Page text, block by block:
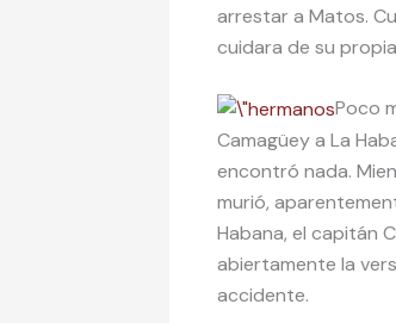
arrestar a Matos.
cuidara de su
Poco
Camagüey a La
encontró nada.
murió,
Habana, el capitán
abiertamente la
accidente.